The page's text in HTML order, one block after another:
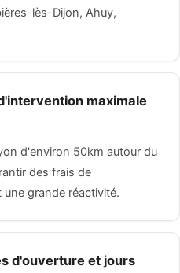
lès-Dijon, Ahuy,
maximale
d'environ 50km autour du
des frais de
grande réactivité.
d'ouverture et jours